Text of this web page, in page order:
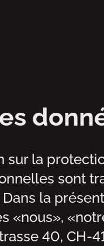
sur la
sont
la
«nous»,
40, CH-